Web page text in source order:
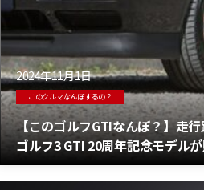
2024年11月1日
このクルマなんぼするの？
【このゴルフGTIなんぼ？】走
ゴルフ3 GTI 20周年記念モデル